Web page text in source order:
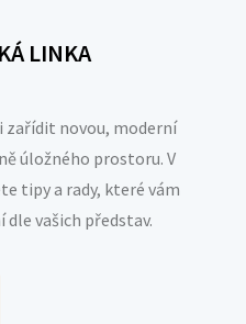
LINKA
zařídit novou, moderní
úložného prostoru. V
tipy a rady, které vám
vašich představ.